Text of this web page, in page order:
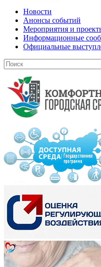
Новости
Анонсы событий
Мероприятия и
Информационные
Официальные